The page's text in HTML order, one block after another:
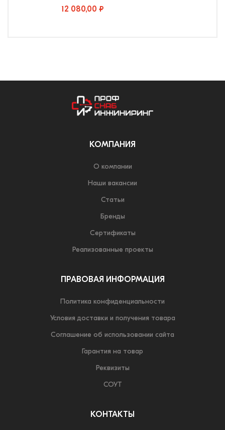
12 080,00 ₽
КОМПАНИЯ
О компании
Наши вакансии
Статьи
Бренды
Сертификаты
Реализованные проекты
ПРАВОВАЯ ИНФОРМАЦИЯ
Политика конфиденциальности
Условия доставки и получения товара
Соглашение об использовании сайта
Гарантия на товар
Реквизиты
СОУТ
КОНТАКТЫ